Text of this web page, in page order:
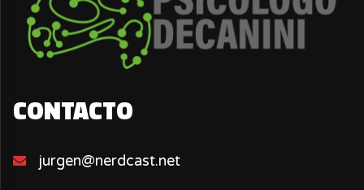
CONTACTO
jurgen@nerdcast.net